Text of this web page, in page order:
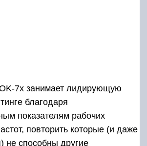
правда, со значительным (и
ситуации) варьированием
ограничение видимой
не сказывается на дальности
также способна